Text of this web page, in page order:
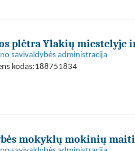
plėtra Ylakių miestelyje
savivaldybės administracija
kodas:188751834
mokyklų mokinių